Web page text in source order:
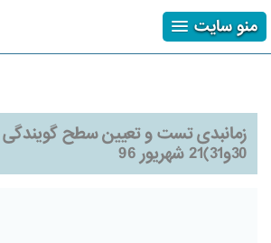
منو سایت
زمانبدی تست و تعیین سطح گویندگی
30و31)21 شهریور 96